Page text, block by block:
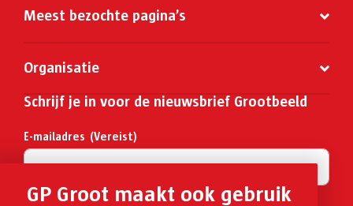
Meest bezochte pagina’s
Organisatie
Schrijf je in voor de nieuwsbrief Grootbeeld
E-mailadres (Vereist)
GP Groot maakt ook gebruik